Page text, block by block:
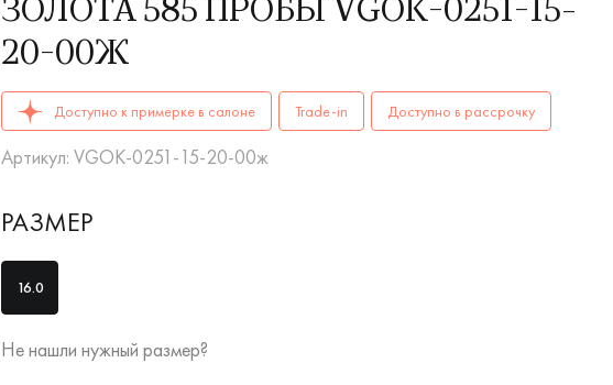
ЗОЛОТА 585 ПРОБЫ VGOK-0251-15-
20-00Ж
ОБРУЧАЛЬНЫЕ КОЛЬЦА женские, парные VGOK-0251-15-20-00ж AU 585
Доступно к примерке в салоне Trade-in Доступно в рассрочку
Артикул: VGOK-0251-15-20-00ж
РАЗМЕР
16.0
Не нашли нужный размер?